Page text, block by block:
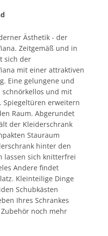
Ästhetik - der
Zeitgemäß und in
sich der
mit einer attraktiven
Eine gelungene und
und mit
Spiegeltüren erweitern
Raum. Abgerundet
der Kleiderschrank
Stauraum
hinter den
lassen sich knitterfrei
Andere findet
Kleinteilige Dinge
Schubkästen
Ihres Schrankes
noch mehr